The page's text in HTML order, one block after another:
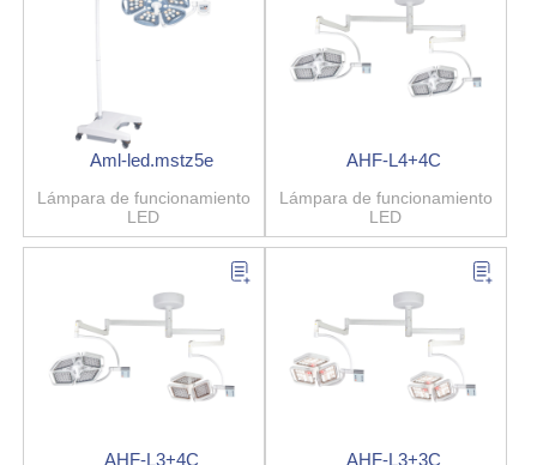
Aml-led.mstz5e
Lámpara de funcionamiento
LED
AHF-L4+4C
Lámpara de funcionamiento
LED
AHF-L3+4C AHF-L3+3C